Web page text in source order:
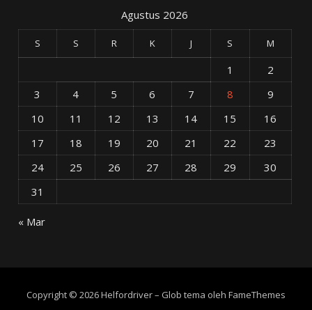
Agustus 2026
S S R K J S M
1
2
3
4 5 6 7 8
9
10
11 12 13 14 15
16
17
18 19 20 21 22
23
24
25 26 27 28 29
30
31
« Mar
Copyright © 2026 Helfordriver– Glob tema oleh FameThemes